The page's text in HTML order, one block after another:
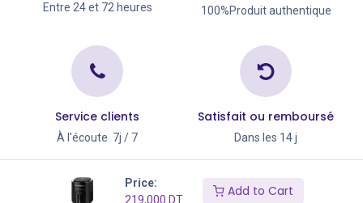
Price:
219,000 DT
Add to Cart
Entre 24 et 72 heures 100%Produit authentique
Service clients
À l'écoute 7j / 7
Satisfait ou remboursé
Dans les 14 j
Copyright © Go Big 2026